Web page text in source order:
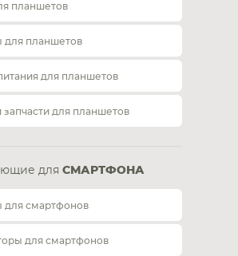
планшетов
для планшетов
для планшетов
для планшетов
для СМАРТФОНА
для смартфонов
для смартфонов